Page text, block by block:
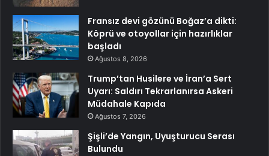
Fransız devi gözünü Boğaz’a dikti:
Köprü ve otoyollar için hazırlıklar
başladı
Ağustos 8, 2026
Trump’tan Husilere ve İran’a Sert
Uyarı: Saldırı Tekrarlanırsa Askeri
Müdahale Kapıda
Ağustos 7, 2026
Şişli’de Yangın, Uyuşturucu Serası
Bulundu